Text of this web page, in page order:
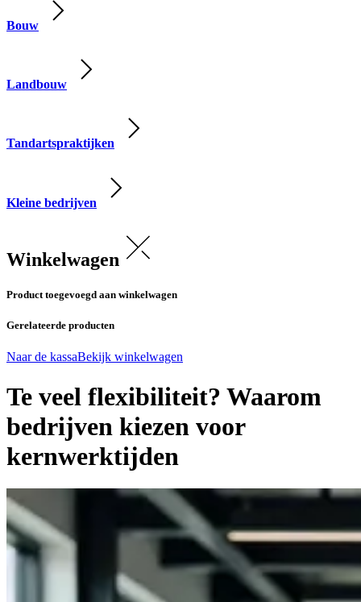
Bouw
Landbouw
Tandartspraktijken
Kleine bedrijven
Winkelwagen
Product toegevoegd aan winkelwagen
Gerelateerde producten
Naar de kassaBekijk winkelwagen
Te veel flexibiliteit? Waarom
bedrijven kiezen voor
kernwerktijden